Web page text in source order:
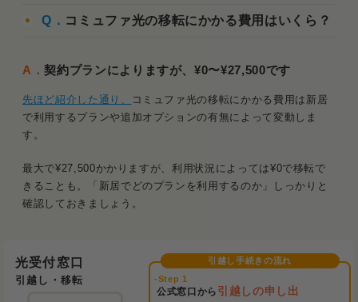
Q． コミュファ光の移転にかかる費用はいくら？
A．契約プランによりますが、¥0〜¥27,500です
先ほど紹介した通り、
コミュファ光の移転にかかる費用は新居
で利用するプランや追加オプションの有無によって変動しま
す。
最大で¥27,500かかりますが、利用状況によっては¥0で移転で
きることも。「新居でどのプランを利用するのか」しっかりと
確認しておきましょう。
光受付窓口
引越し・移転
公式窓口から 引越しの申し出